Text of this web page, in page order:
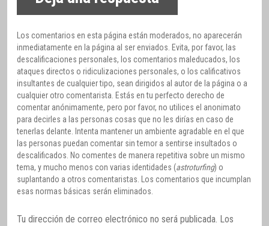
Los comentarios en esta página están moderados, no aparecerán
inmediatamente en la página al ser enviados. Evita, por favor, las
descalificaciones personales, los comentarios maleducados, los
ataques directos o ridiculizaciones personales, o los calificativos
insultantes de cualquier tipo, sean dirigidos al autor de la página o a
cualquier otro comentarista. Estás en tu perfecto derecho de
comentar anónimamente, pero por favor, no utilices el anonimato
para decirles a las personas cosas que no les dirías en caso de
tenerlas delante. Intenta mantener un ambiente agradable en el que
las personas puedan comentar sin temor a sentirse insultados o
descalificados. No comentes de manera repetitiva sobre un mismo
tema, y mucho menos con varias identidades (astroturfing) o
suplantando a otros comentaristas. Los comentarios que incumplan
esas normas básicas serán eliminados.
Tu dirección de correo electrónico no será publicada. Los